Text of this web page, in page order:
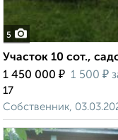
5
Участок 10 сот.,
1 450 000 ₽ 1 500 ₽
17
Собственник,